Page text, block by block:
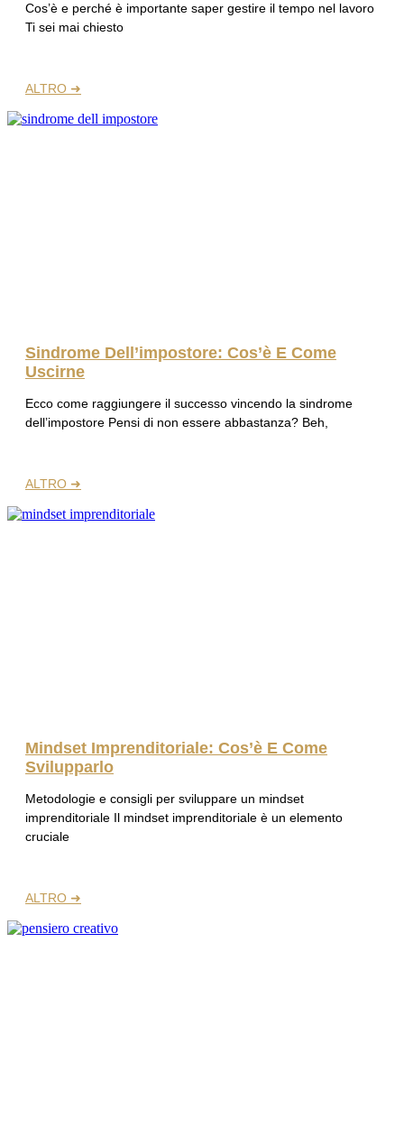
Cos’è e perché è importante saper gestire il tempo nel lavoro
Ti sei mai chiesto
ALTRO ➜
Sindrome Dell’impostore: Cos’è E Come
Uscirne
Ecco come raggiungere il successo vincendo la sindrome
dell’impostore Pensi di non essere abbastanza? Beh,
ALTRO ➜
Mindset Imprenditoriale: Cos’è E Come
Svilupparlo
Metodologie e consigli per sviluppare un mindset
imprenditoriale Il mindset imprenditoriale è un elemento
cruciale
ALTRO ➜